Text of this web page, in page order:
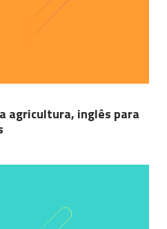
agricultura, inglês para